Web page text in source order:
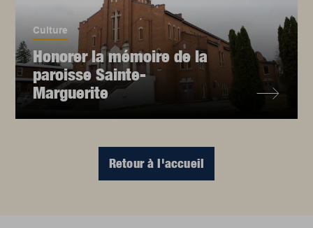
Culture
Honorer la mémoire de la
paroisse Sainte-
Marguerite
Retour à l'accueil